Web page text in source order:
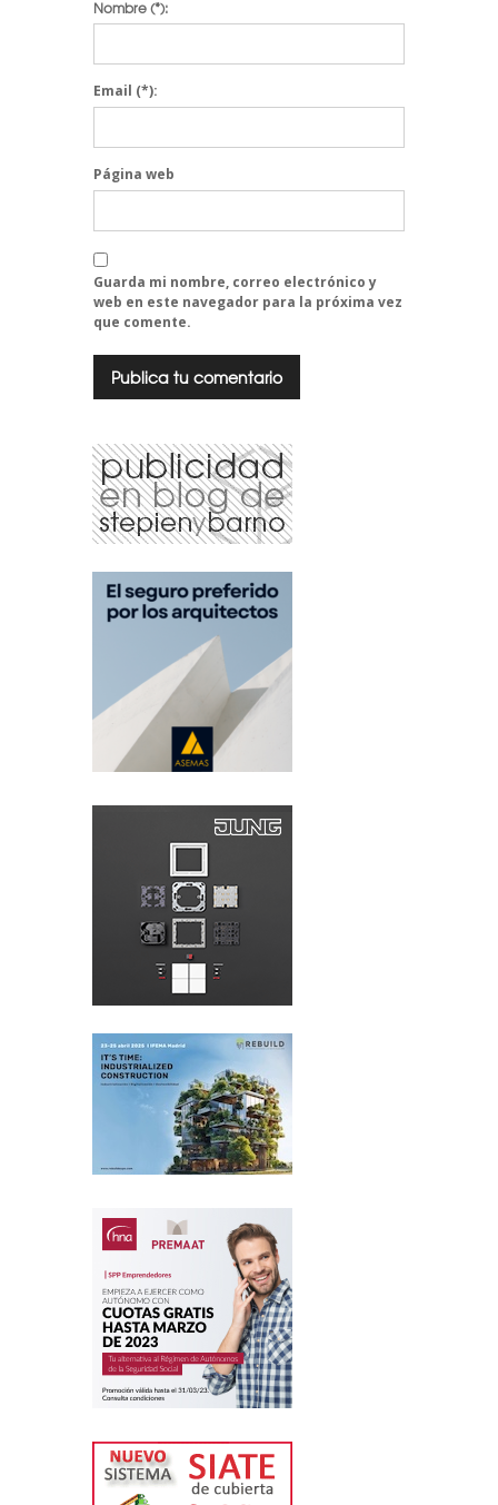
Nombre(*):
Email (*):
Página web
Guarda mi nombre, correo electrónico y
web en este navegador para la próxima vez
que comente.